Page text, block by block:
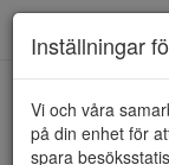
HEM NOU
Inställningar
Vi och våra
på din enhet för
spara